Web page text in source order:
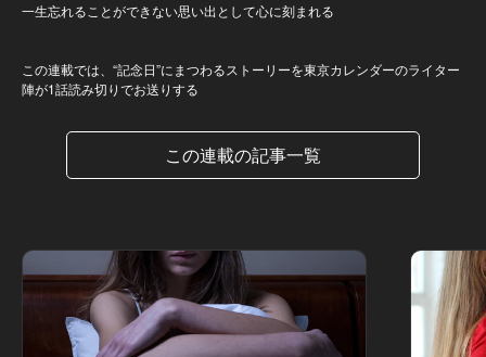
一生忘れることができない思い出として心に刻まれる
この連載では、“記念日”にまつわるストーリーを東京カレンダーのライター
陣が1話読み切りでお送りする
この連載の記事一覧